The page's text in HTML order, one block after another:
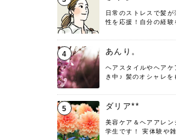
日常のストレスで髪が
性を応援！自分の経験
4 あんり。
ヘアスタイルやヘアケ
き中♪ 髪のオシャレを
♡ 役立つ情報をお届
頑張ります！よろしく
5 ダリア**
美容ケア＆ヘアアレン
学生です！ 実体験や